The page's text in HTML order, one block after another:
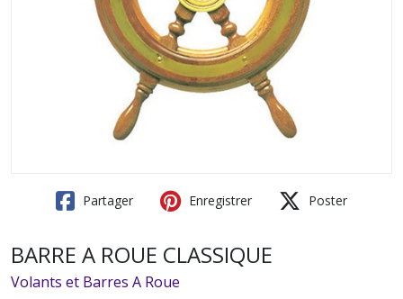
Partager Enregistrer Poster
BARRE A ROUE CLASSIQUE
Volants et Barres A Roue